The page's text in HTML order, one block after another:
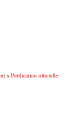
> Publication officielle